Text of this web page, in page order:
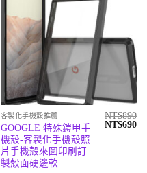
客製化手機殼推薦
GOOGLE 特殊鎧甲手
機殼-客製化手機殼照
片手機殼來圖印刷訂
製殼面硬邊軟
NT$890
原
NT$690目